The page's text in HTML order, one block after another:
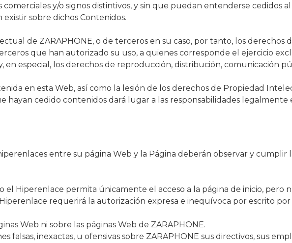
y/o signos distintivos, y sin que puedan entenderse cedidos
sobre dichos Contenidos.
de ZARAPHONE, o de terceros en su caso, por tanto, los derechos
que han autorizado su uso, a quienes corresponde el ejercicio
especial, los derechos de reproducción, distribución, comunicación
en esta Web, así como la lesión de los derechos de Propiedad
hayan cedido contenidos dará lugar a las responsabilidades legalmente
entre su página Web y la Página deberán observar y cumplir
el Hiperenlace permita únicamente el acceso a la página de inicio, pero
requerirá la autorización expresa e inequívoca por escrito
Web ni sobre las páginas Web de ZARAPHONE.
falsas, inexactas, u ofensivas sobre ZARAPHONE sus directivos, sus